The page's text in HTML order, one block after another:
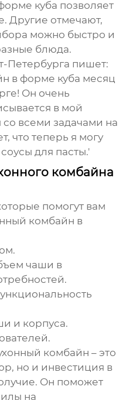
куба позволяет
Другие отмечают,
можно быстро и
блюда.
Петербурга пишет:
в форме куба месяц
Он очень
в мой
всеми задачами на
что теперь я могу
для пасты.'
комбайна
помогут вам
комбайн в
чаши в
и корпуса.
комбайн – это
но и инвестиция в
Он поможет
на